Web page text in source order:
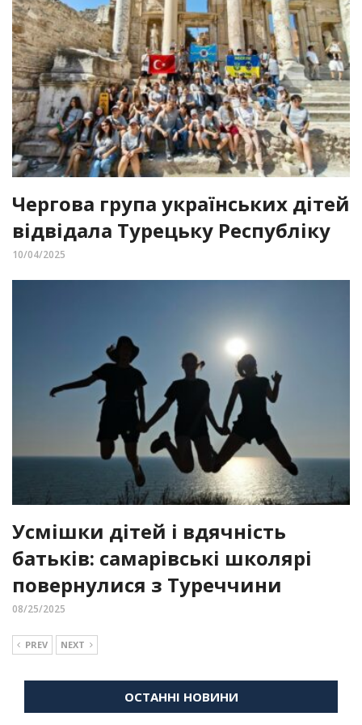
Чергова група українських дітей
відвідала Турецьку Республіку
10/04/2025
Усмішки дітей і вдячність
батьків: самарівські школярі
повернулися з Туреччини
08/25/2025
PREV NEXT
ОСТАННІ НОВИНИ